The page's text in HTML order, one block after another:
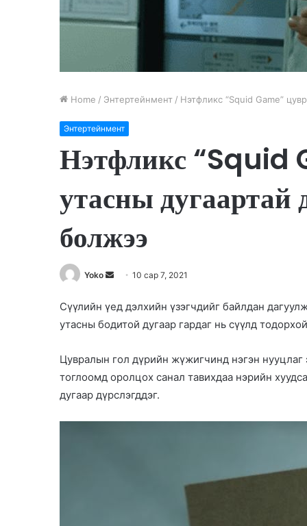
Home / Энтертейнмент / Нэтфликс “Squid Game”
Энтертейнмент
Нэтфликс “Squid
утасны дугаартай
болжээ
Yoko
n
d
n
e
m
i
10 сар 7, 2021
Сүүлийн үед дэлхийн үзэгчдийг байлдан
утасны бодитой дугаар гардаг нь сүүлд
Цувралын гол дүрийн жүжигчинд нэгэн
тоглоомд оролцох санал тавихдаа нэрийн
дугаар дүрслэгддэг.